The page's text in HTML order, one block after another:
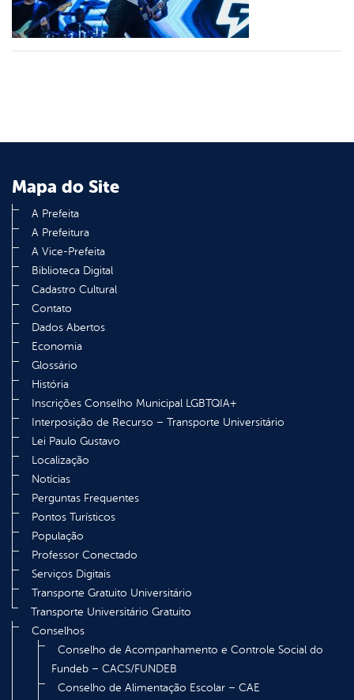
Mapa do Site
A Prefeita
A Prefeitura
A Vice-Prefeita
Biblioteca Digital
Cadastro Cultural
Contato
Dados Abertos
Economia
Glossário
História
Inscrições Conselho Municipal LGBTQIA+
Interposição de Recurso – Transporte Universitário
Lei Paulo Gustavo
Localização
Notícias
Perguntas Frequentes
Pontos Turísticos
População
Professor Conectado
Serviços Digitais
Transporte Gratuito Universitário
Transporte Universitário Gratuito
Conselhos
Conselho de Acompanhamento e Controle Social do
Fundeb – CACS/FUNDEB
Conselho de Alimentação Escolar – CAE